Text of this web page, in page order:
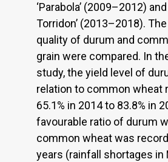
‘Parabola’ (2009–2012) and
Torridon’ (2013–2018).
quality of durum and
grain were compared. In
study, the yield level of
relation to common wheat
65.1% in 2014 to 83.8% in
favourable ratio of durum
common wheat was
years (rainfall shortages in